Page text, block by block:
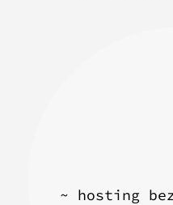
~ hosting